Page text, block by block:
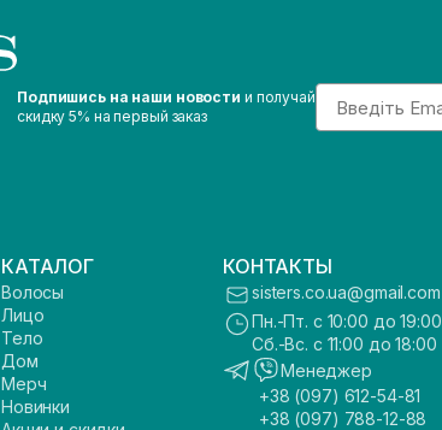
Подпишись на наши новости и получай
скидку 5% на первый заказ
Email
КАТАЛОГ
Волосы
Лицо
Тело
Дом
Мерч
Новинки
КОНТАКТЫ
sisters.co.ua@gmail.com
Пн.-Пт. с 10:00 до 19:00
Сб.-Вс. с 11:00 до 18:00
Менеджер
+38 (097) 612-54-81
+38 (097) 788-12-88